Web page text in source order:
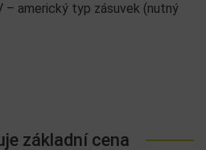
– americký typ zásuvek (nutný
základní cena